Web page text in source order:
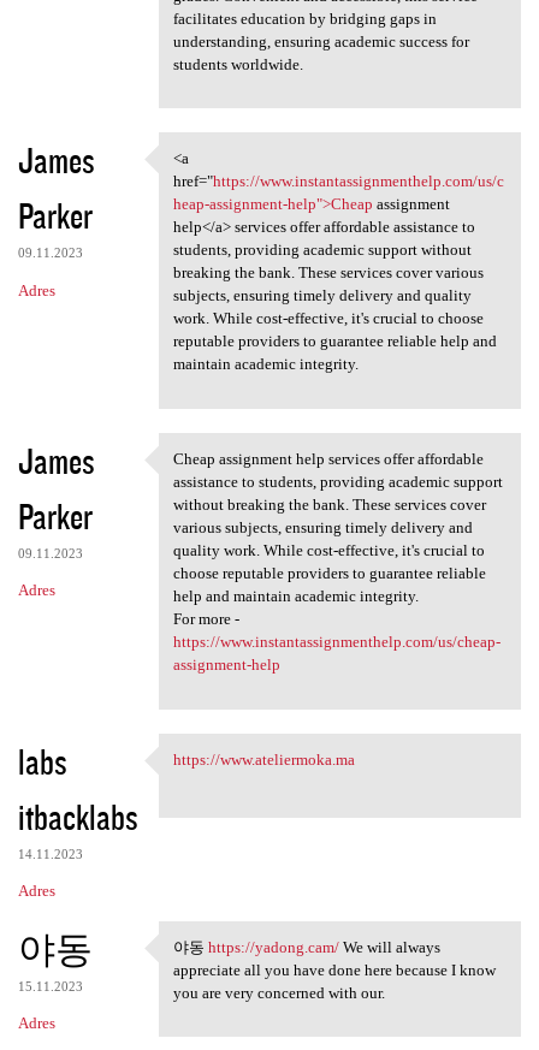
facilitates education by bridging gaps in
understanding, ensuring academic success for
students worldwide.
James
Parker
09.11.2023
Adres
<a href="https://www
<a
href="https://www.instantassignmenthelp.com/us/c
heap-assignment-help">Cheap assignment
help</a> services offer affordable assistance to
students, providing academic support without
breaking the bank. These services cover various
subjects, ensuring timely delivery and quality
work. While cost-effective, it's crucial to choose
reputable providers to guarantee reliable help and
maintain academic integrity.
James
Parker
09.11.2023
Adres
Cheap assignment help
Cheap assignment help services offer affordable
assistance to students, providing academic support
without breaking the bank. These services cover
various subjects, ensuring timely delivery and
quality work. While cost-effective, it's crucial to
choose reputable providers to guarantee reliable
help and maintain academic integrity.
For more -
https://www.instantassignmenthelp.com/us/cheap-
assignment-help
labs
itbacklabs
14.11.2023
Adres
https://www.ateliermoka.ma
https://www.ateliermoka.ma
야동
15.11.2023
Adres
야동 https://yadong.cam/ We
야동 https://yadong.cam/We will always
appreciate all you have done here because I know
you are very concerned with our.